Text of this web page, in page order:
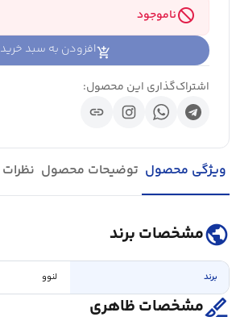
blockناموجود
افزودن به سبد خرید
اشتراک‌گذاری این محصول:
link
ویژگی محصول توضیحات محصول نظرات
publicمشخصات برند
برند لنوو
surgicalمشخصات ظاهری